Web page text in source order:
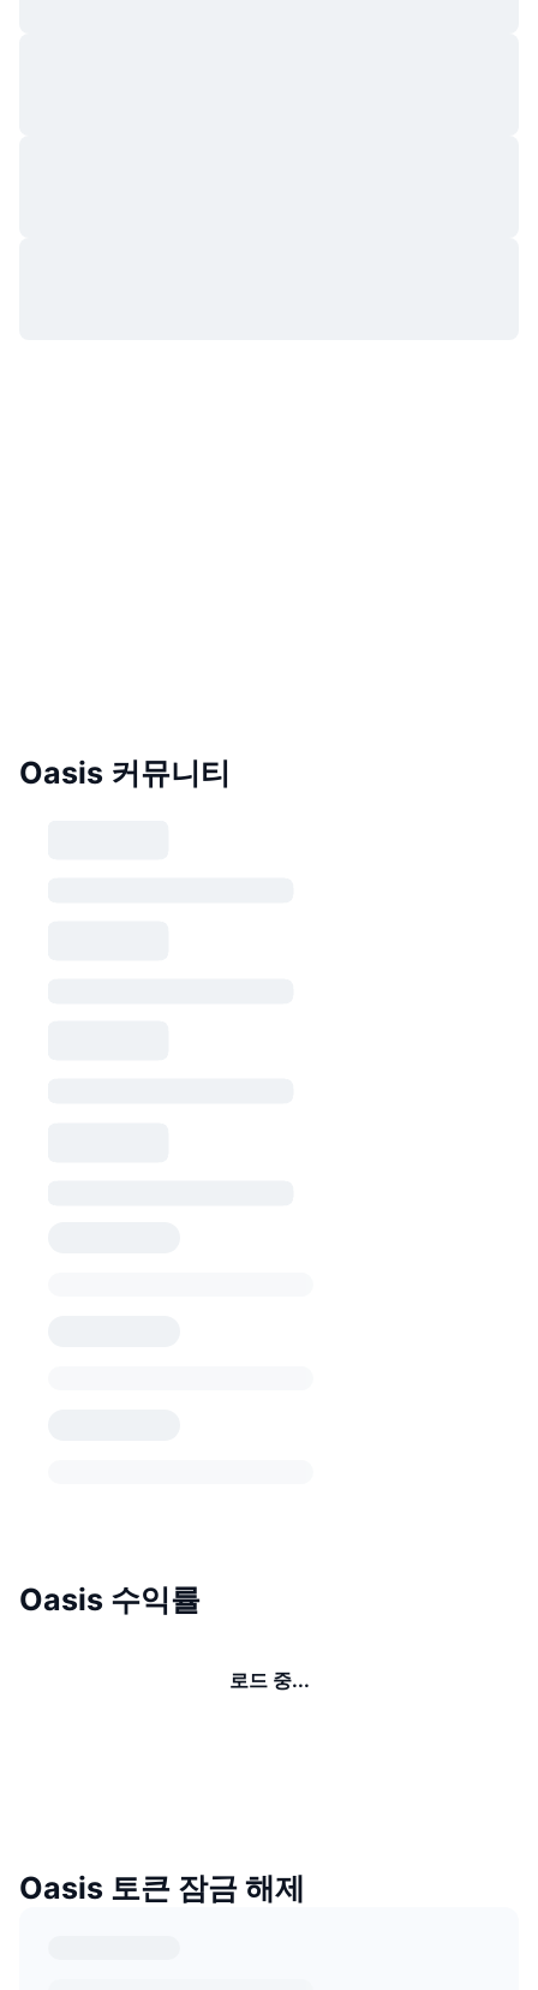
Oasis 커뮤니티
Oasis 수익률
로드 중...
Oasis 토큰 잠금 해제